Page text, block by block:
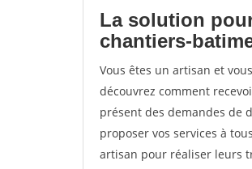
La solution
chantiers-
Vous êtes un artisan et
découvrez comment
présent des demandes de
proposer vos services à
artisan pour réaliser leurs